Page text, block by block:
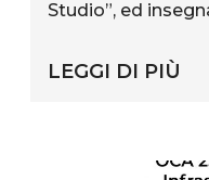
Studio”, ed
LEGGI DI PIÙ